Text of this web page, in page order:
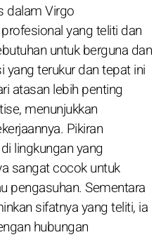
dalam Virgo
yang teliti dan
untuk berguna dan
terukur dan tepat ini
atasan lebih penting
menunjukkan
Pikiran
lingkungan yang
sangat cocok untuk
pengasuhan. Sementara
sifatnya yang teliti, ia
hubungan